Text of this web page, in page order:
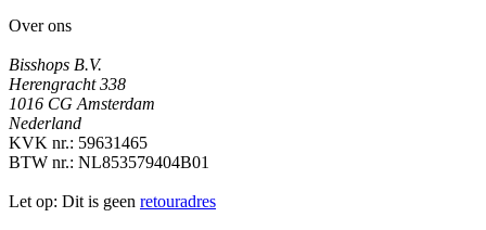
Over ons
Bisshops B.V.
Herengracht 338
1016 CG Amsterdam
Nederland
KVK nr.: 59631465
BTW nr.: NL853579404B01
Let op: Dit is geen retouradres